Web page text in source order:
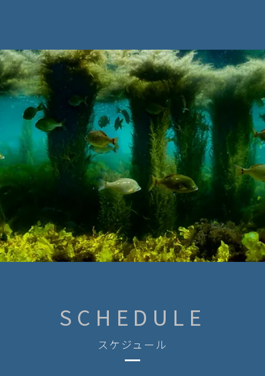
SCHEDULE
スケジュール